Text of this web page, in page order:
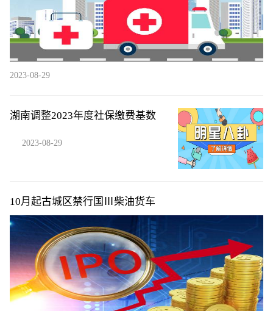
2023-08-29
湖南调整2023年度社保缴费基数
2023-08-29
10月起古城区禁行国Ⅲ柴油货车